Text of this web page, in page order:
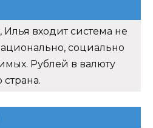
Илья входит система не
социально
Рублей в валюту